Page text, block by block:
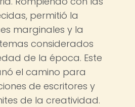
permitió la
marginales y la
considerados
de la época. Este
el camino para
de escritores y
de la creatividad.